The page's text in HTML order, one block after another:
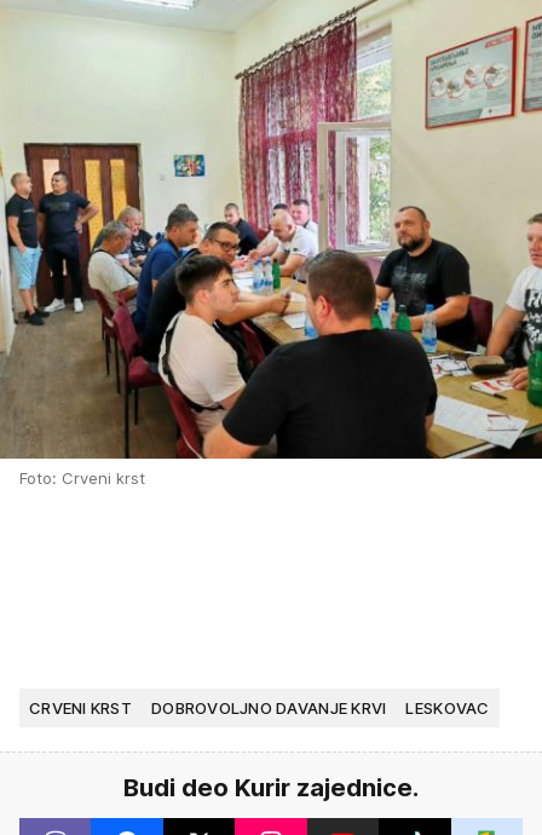
Foto: Crveni krst
CRVENI KRST DOBROVOLJNO DAVANJE KRVI LESKOVAC
Budi deo Kurir zajednice.